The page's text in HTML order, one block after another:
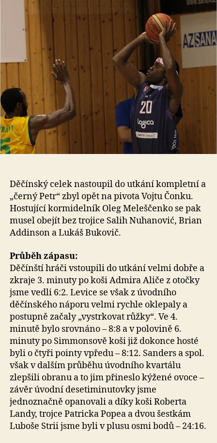
o
Děčínský celek nastoupil do utkání kompletní a
„černý Petr“ zbyl opět na pivota Vojtu Čonku.
Hostující kormidelník Oleg Meleščenko se pak
musel obejít bez trojice Salih Nuhanović, Brian
Addinson a Lukáš Bukovič.
Průběh zápasu:
Děčínští hráči vstoupili do utkání velmi dobře a
zkraje 3. minuty po koši Admira Aliče z otočky
jsme vedli 6:2. Levice se však z úvodního
děčínského náporu velmi rychle oklepaly a
postupně začaly „vystrkovat růžky“. Ve 4.
minutě bylo srovnáno – 8:8 a v polovině 6.
minuty po Simmonsově koši již dokonce hosté
byli o čtyři pointy vpředu – 8:12. Sanders a spol.
však v dalším průběhu úvodního kvartálu
zlepšili obranu a to jim přineslo kýžené ovoce –
závěr úvodní desetiminutovky jsme
jednoznačně opanovali a díky koši Roberta
Landy, trojce Patricka Popea a dvou šestkám
Luboše Strii jsme byli v plusu osmi bodů – 24:16.